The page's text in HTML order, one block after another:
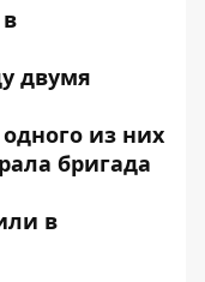
двумя
из них
бригада
в